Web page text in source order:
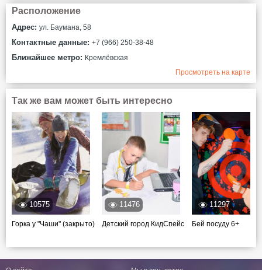
Расположение
Адрес: ул. Баумана, 58
Контактные данные: +7 (966) 250-38-48
Ближайшее метро: Кремлёвская
Просмотреть на карте
Так же вам может быть интересно
10575
Горка у "Чаши" (закрыто)
11476
Детский город КидСпейс
11297
Бей посуду 6+